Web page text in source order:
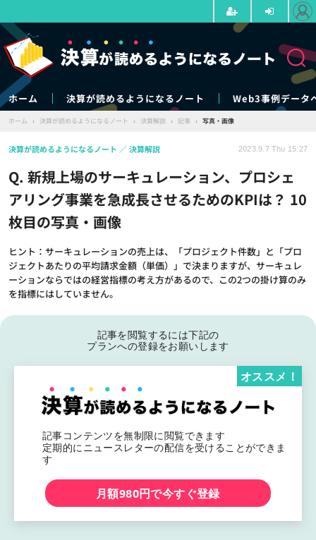
ホーム 決算が読めるようになるノート Web3事例データ
ホーム › 決算が読めるようになるノート › 決算解説 › 記事 › 写真・画像
Q. 新規上場のサーキュレーション、プロシェ
アリング事業を急成長させるためのKPIは？ 10
枚目の写真・画像
ヒント：サーキュレーションの売上は、「プロジェクト件数」と「プロ
ジェクトあたりの平均請求金額（単価）」で決まりますが、サーキュレ
ーションならではの経営指標の考え方があるので、この2つの掛け算のみ
を指標にはしていません。
決算が読めるようになるノート 決算解説 2023.9.7 Thu 15:27
記事を閲覧するには下記の
プランへの登録をお願いします
記事コンテンツを無制限に閲覧できます
定期的にニュースレターの配信を受けることができま
す
オススメ！
月額980円で今すぐ登録